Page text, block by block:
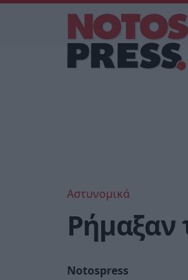
Αστυνομικά
Ρήμαξαν
Notospress